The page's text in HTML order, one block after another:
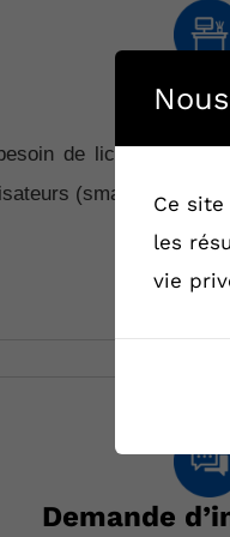
de licences, de
(smartphone,
Demande
Ce
les
vie